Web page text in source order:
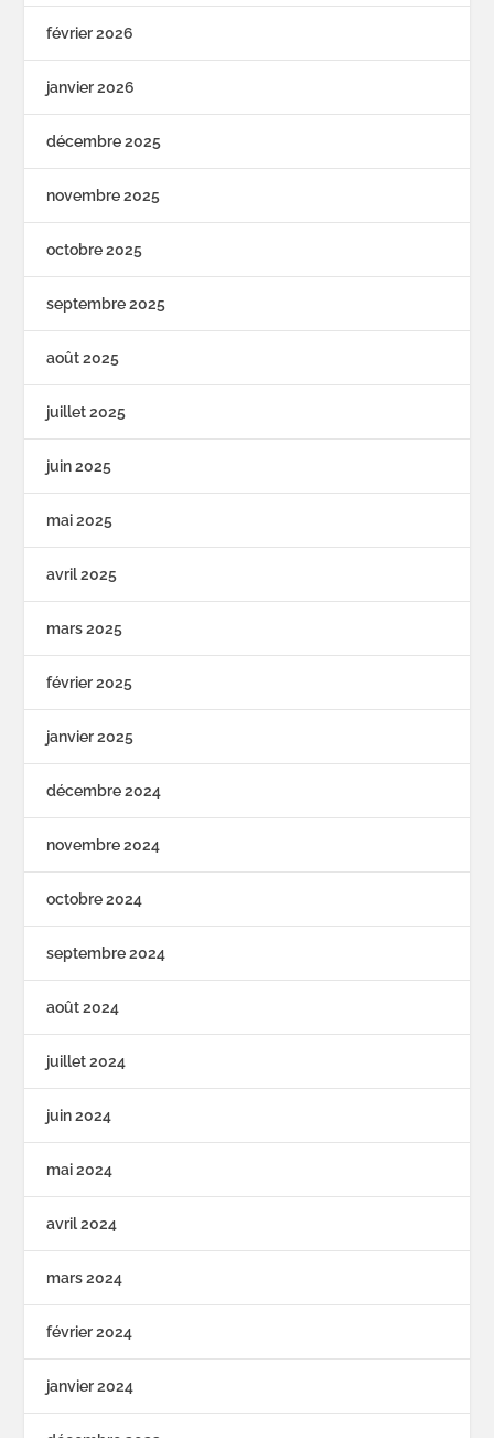
février 2026
janvier 2026
décembre 2025
novembre 2025
octobre 2025
septembre 2025
août 2025
juillet 2025
juin 2025
mai 2025
avril 2025
mars 2025
février 2025
janvier 2025
décembre 2024
novembre 2024
octobre 2024
septembre 2024
août 2024
juillet 2024
juin 2024
mai 2024
avril 2024
mars 2024
février 2024
janvier 2024